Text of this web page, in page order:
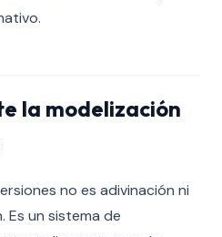
la modelización
no es adivinación ni
Es un sistema de